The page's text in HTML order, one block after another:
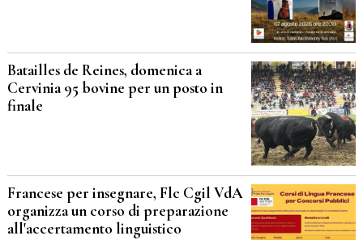
Batailles de Reines, domenica a
Cervinia 95 bovine per un posto in
finale
Francese per insegnare, Flc Cgil VdA
organizza un corso di preparazione
all'accertamento linguistico